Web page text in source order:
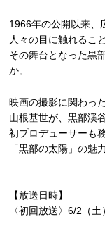
1966年の公開以来、
人々の目に触れるこ
その舞台となった黒
か。
映画の撮影に関わっ
山根基世が、黒部渓
初プロデューサーも
「黒部の太陽」の魅
【放送日時】
〈初回放送〉6/2（